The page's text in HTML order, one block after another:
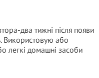
два тижні після появи
Використовую або
легкі домашні засоби